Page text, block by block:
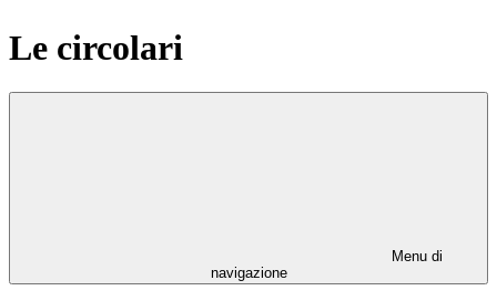
Le circolari
Menu di
navigazione